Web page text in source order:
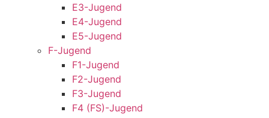
E3-Jugend
E4-Jugend
E5-Jugend
F-Jugend
F1-Jugend
F2-Jugend
F3-Jugend
F4 (FS)-Jugend